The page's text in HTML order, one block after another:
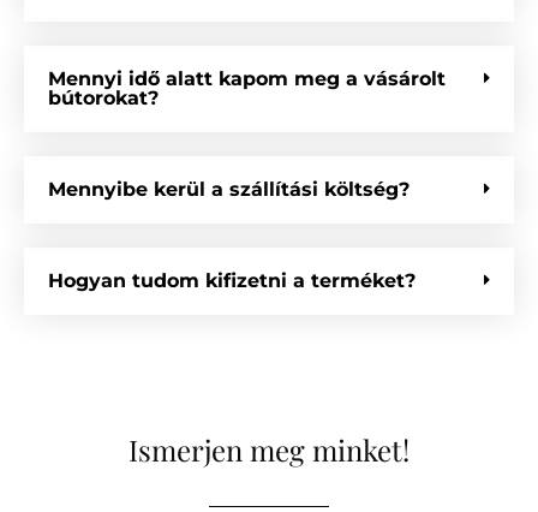
Mennyi idő alatt kapom meg a vásárolt
bútorokat?
Mennyibe kerül a szállítási költség?
Hogyan tudom kifizetni a terméket?
Ismerjen meg minket!